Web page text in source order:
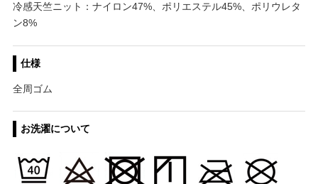
冷感天竺ニット：ナイロン47%、ポリエステル45%、ポリウレタ
ン8%
仕様
全周ゴム
お洗濯について